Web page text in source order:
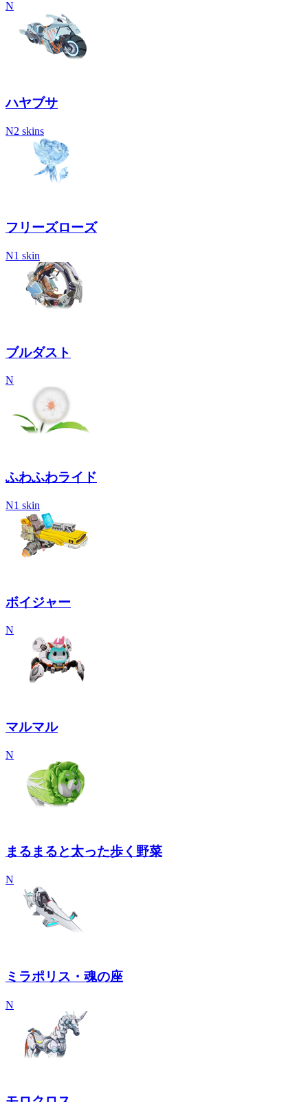
N
ハヤブサ
N2 skins
フリーズローズ
N1 skin
ブルダスト
N
ふわふわライド
N1 skin
ボイジャー
N
マルマル
N
まるまると太った歩く野菜
N
ミラポリス・魂の座
N